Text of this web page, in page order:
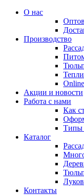
О нас
Производство
Акции и новости
Работа с нами
Как
Типы
Каталог
Контакты